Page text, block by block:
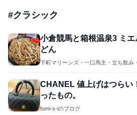
#クラシック
小倉競馬と箱根温泉3 ミ
どん
下町マリーンズ・一口馬主・立ち飲み
CHANEL 値上げはつらい
ったもの。
fumi-s-iのブログ